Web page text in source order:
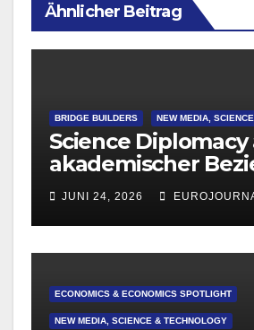
Ähnlicher Beitrag
BRIDGE BUILDERS NEW MEDIA,
Science Diplomacy
akademischer
JUNI 24, 2026
ECONOMICS & ECONOMICS SPOTLIGHT
NEW MEDIA, SCIENCE & TECHNOLOGY